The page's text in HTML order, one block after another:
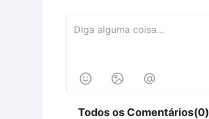
  
Todos os Comentários(0)